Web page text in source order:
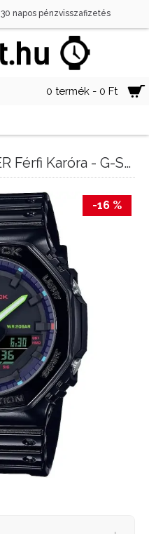
30 napos pénzvisszafizetés
0 termék - 0 Ft
Casio GA-2100RGB-1AER Férfi Karóra - G-Shock
-16 %